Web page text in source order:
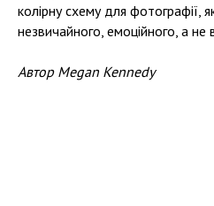
колірну схему для фотографії,
незвичайного, емоційного, а не
Автор Megan Kennedy